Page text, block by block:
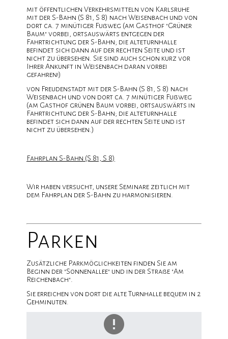
mit öffentlichen Verkehrsmitteln von Karlsruhe
mit der S-Bahn (S 81, S 8) nach Weisenbach und von
dort ca. 7 minütiger Fußweg (am Gasthof "Grüner
Baum" vorbei, ortsauswärts entgegen der
Fahrtrichtung der S-Bahn; die alteturnhalle
befindet sich dann auf der rechten Seite und ist
nicht zu übersehen. Sie sind auch schon kurz vor
Ihrer Ankunft in Weisenbach daran vorbei
gefahren!)
von Freudenstadt mit der S-Bahn (S 81, S 8) nach
Weisenbach und von dort ca. 7 minütiger Fußweg
(am Gasthof grünen Baum vorbei, ortsauswärts in
Fahrtrichtung der S-Bahn; die alteturnhalle
befindet sich dann auf der rechten Seite und ist
nicht zu übersehen.)
Fahrplan S-Bahn (S 81, S 8)
Wir haben versucht, unsere Seminare zeitlich mit
dem Fahrplan der S-Bahn zu harmonisieren.
Parken
Zusätzliche Parkmöglichkeiten finden Sie am
Beginn der "Sonnenallee" und in der Straße "Am
Reichenbach".
Sie erreichen von dort die alte Turnhalle bequem in 2
Gehminuten.